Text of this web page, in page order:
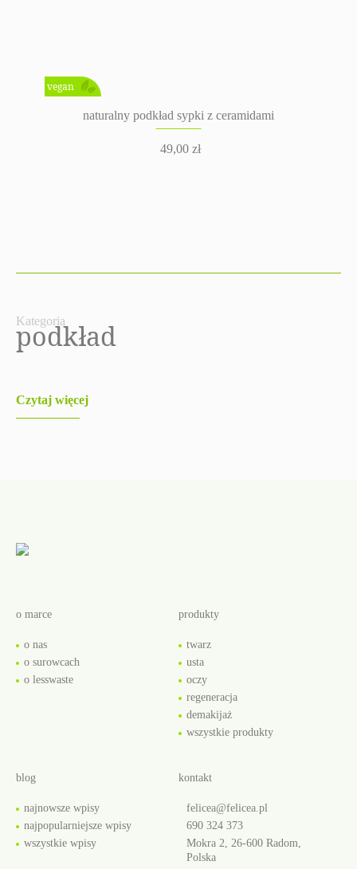
vegan
naturalny podkład sypki z ceramidami
49,00 zł
Kategoria
podkład
Czytaj więcej
o marce
o nas
o surowcach
o lesswaste
produkty
twarz
usta
oczy
regeneracja
demakijaż
wszystkie produkty
blog
najnowsze wpisy
najpopularniejsze wpisy
wszystkie wpisy
kontakt
felicea@felicea.pl
690 324 373
Mokra 2, 26-600 Radom,
Polska